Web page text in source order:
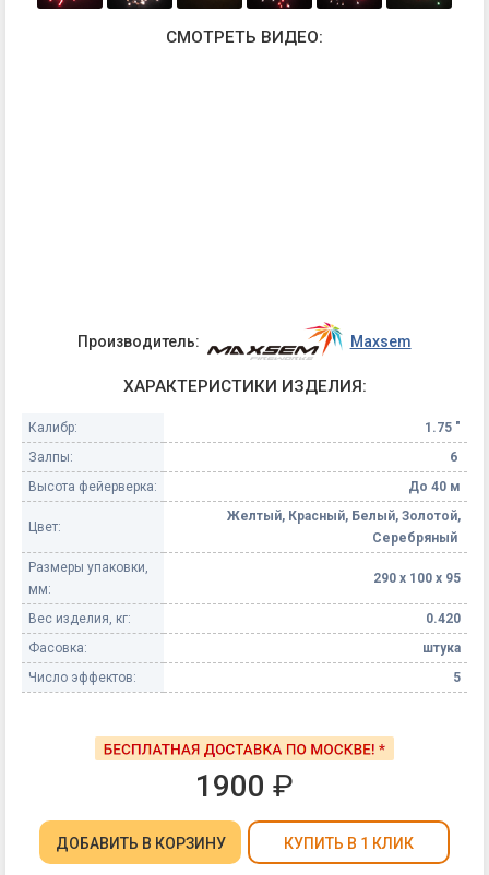
СМОТРЕТЬ ВИДЕО:
Производитель: Maxsem
ХАРАКТЕРИСТИКИ ИЗДЕЛИЯ:
Калибр:
1.75 "
Залпы:
6
Высота фейерверка:
До 40 м
Цвет:
Желтый, Красный, Белый, Золотой,
Серебряный
Размеры упаковки,
мм:
290 х 100 х 95
Вес изделия, кг:
0.420
Фасовка:
штука
Число эффектов:
5
1900 ₽
ДОБАВИТЬ В КОРЗИНУ КУПИТЬ В 1 КЛИК